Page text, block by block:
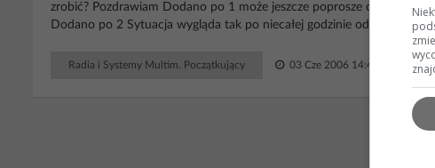
zrobić? Pozdrawiam Dodano po 1 może jeszcze poprosze o
Dodano po 2 Sytuacja wygląda tak po niecałej godzinie od włączenia
Radia i Systemy Multim. Początkujący 03 Cze 2006 14:40
REKLAMA